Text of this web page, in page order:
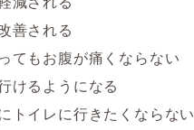
善される
てもお腹が痛くならない
けるようになる
トイレに行きたくならない